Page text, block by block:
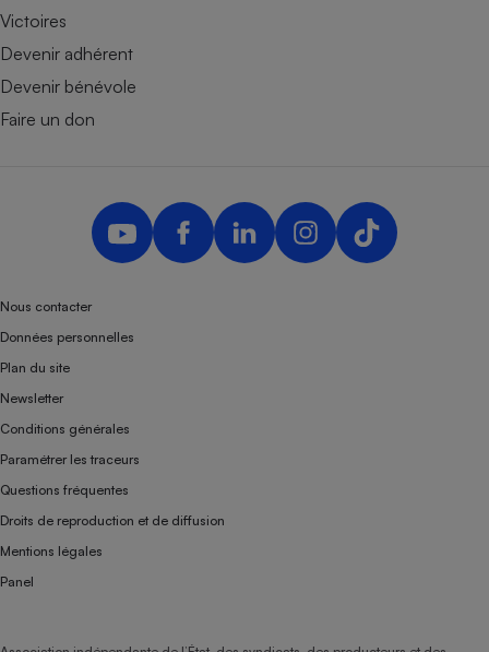
Victoires
Devenir adhérent
Devenir bénévole
Faire un don
Nous contacter
Données personnelles
Plan du site
Newsletter
Conditions générales
Paramétrer les traceurs
Questions fréquentes
Droits de reproduction et de diffusion
Mentions légales
Panel